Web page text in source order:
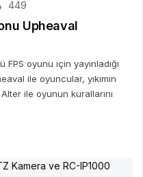
449
Upheaval
oyunu için yayınladığı
ile oyuncular, yıkımın
ile oyunun kurallarını